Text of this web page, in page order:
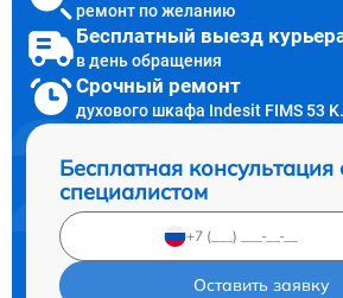
ремонт по желанию
Бесплатный выезд
в день обращения
Срочный ремонт
духового шкафа Indesit FIMS 53
Бесплатная консультация
специалистом
Оставить заявку